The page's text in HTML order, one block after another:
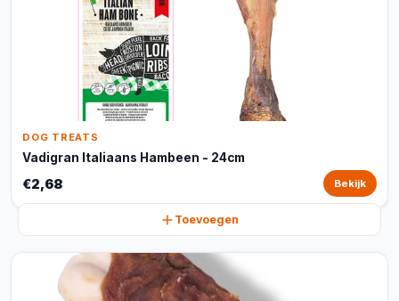
DOG TREATS
Vadigran Italiaans Hambeen - 24cm
€2,68 Bekijk
Toevoegen